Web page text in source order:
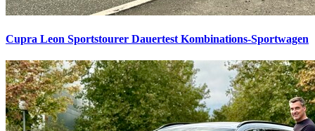
Cupra Leon Sportstourer Dauertest Kombinations-Sportwagen